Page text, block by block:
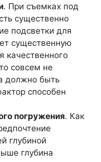
. При съемках под
существенно
подсветки для
существенную
качественного
совсем не
должно быть
способен
погружения. Как
глубиной
глубина